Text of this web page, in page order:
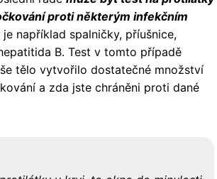
proti některým infekčním
je například spalničky, příušnice,
B. Test v tomto případě
tělo vytvořilo dostatečné množství
a zda jste chráněni proti dané